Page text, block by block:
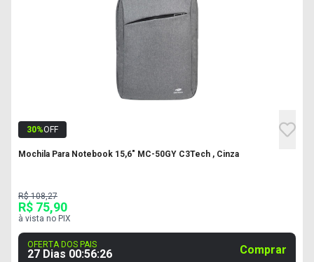
30%OFF
Mochila Para Notebook 15,6" MC-50GY C3Tech , Cinza
R$ 108,27
R$ 75,90
à vista no PIX
OFERTA DOS PAIS
27 Dias 00:56:25 Comprar